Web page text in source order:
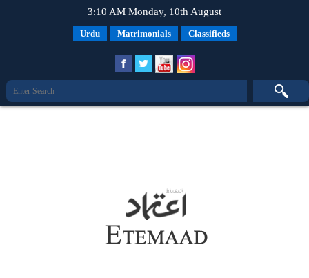
3:10 AM Monday, 10th August
Urdu Matrimonials Classifieds